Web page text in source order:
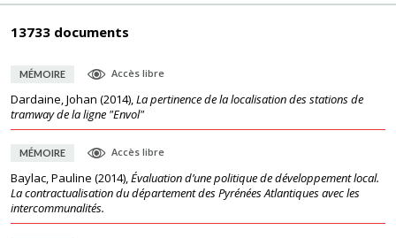
13733 documents
MÉMOIRE Accès libre
Dardaine, Johan (2014),La pertinence de la localisation des stations de
tramway de la ligne "Envol"
MÉMOIRE Accès libre
Baylac, Pauline (2014),Évaluation d’une politique de développement local.
La contractualisation du département des Pyrénées Atlantiques avec les
intercommunalités.